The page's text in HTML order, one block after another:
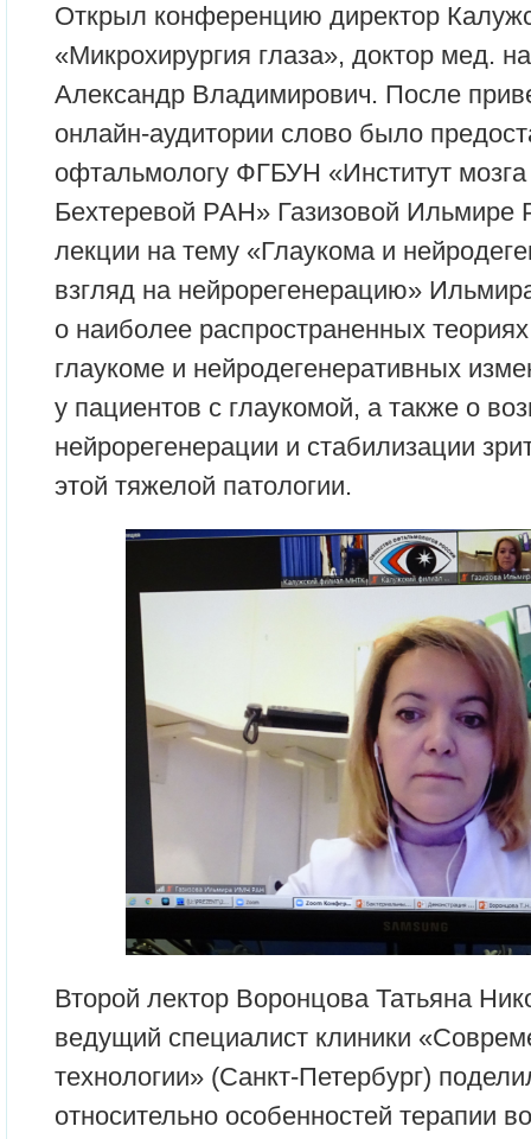
Открыл конференцию директор
«Микрохирургия глаза», доктор мед.
Александр Владимирович. После
онлайн-аудитории слово было
офтальмологу ФГБУН «Институт
Бехтеревой РАН» Газизовой Ильмире
лекции на тему «Глаукома и
взгляд на нейрорегенерацию»
о наиболее распространенных
глаукоме и нейродегенеративных
у пациентов с глаукомой, а также о
нейрорегенерации и стабилизации
этой тяжелой патологии.
Второй лектор Воронцова Татьяна
ведущий специалист клиники
технологии» (Санкт-Петербург)
относительно особенностей терапии